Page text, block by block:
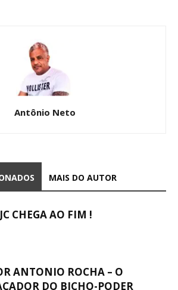
Antônio Neto
MAIS DO AUTOR
CHEGA AO FIM !
ANTONIO ROCHA – O
DO BICHO-PODER